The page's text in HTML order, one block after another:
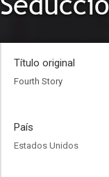
Título original
Fourth Story
País
Estados Unidos